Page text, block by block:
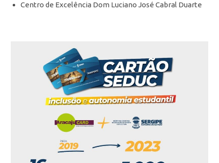
Centro de Excelência Dom Luciano José Cabral Duarte